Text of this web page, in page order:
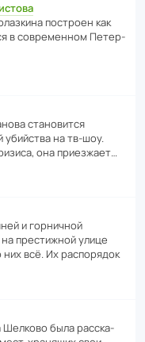
пост­роен как
в совре­менном Пете­р­
стано­вится
убийства на тв-шоу.
она приезжает…
и горни­чной
прес­ти­жной улице
всё. Их распо­рядок
Шелково была расска­